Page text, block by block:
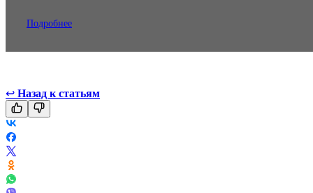
Подробнее
↩ Назад к статьям